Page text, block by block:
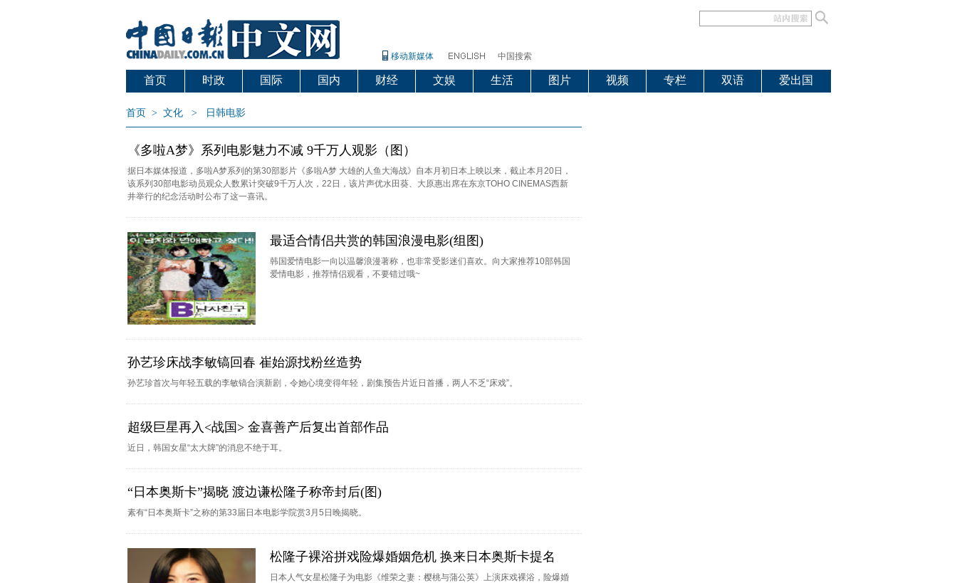
移动新媒体 中国搜索
首页 时政 国际 国内 财经 文娱 生活 图片 视频 专栏 双语 爱出国
首页 > 文化 > 日韩电影
《多啦A梦》系列电影魅力不减 9千万人观影（图）
据日本媒体报道，多啦A梦系列的第30部影片《多啦A梦 大雄的人鱼大海战》自本月初日本上映以来，截止本月20日，
该系列30部电影动员观众人数累计突破9千万人次，22日，该片声优水田葵、大原惠出席在东京TOHO CINEMAS西新
井举行的纪念活动时公布了这一喜讯。
最适合情侣共赏的韩国浪漫电影(组图)
韩国爱情电影一向以温馨浪漫著称，也非常受影迷们喜欢。向大家推荐10部韩国
爱情电影，推荐情侣观看，不要错过哦~
孙艺珍床战李敏镐回春 崔始源找粉丝造势
孙艺珍首次与年轻五载的李敏镐合演新剧，令她心境变得年轻，剧集预告片近日首播，两人不乏“床戏”。
超级巨星再入<战国> 金喜善产后复出首部作品
近日，韩国女星“太大牌”的消息不绝于耳。
“日本奥斯卡”揭晓 渡边谦松隆子称帝封后(图)
素有“日本奥斯卡”之称的第33届日本电影学院赏3月5日晚揭晓。
松隆子裸浴拼戏险爆婚姻危机 换来日本奥斯卡提名
日本人气女星松隆子为电影《维荣之妻：樱桃与蒲公英》上演床戏裸浴，险爆婚